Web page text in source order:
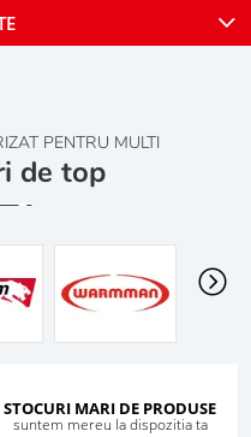
PENTRU MULTI
de top
STOCURI MARI DE PRODUSE
suntem mereu la dispozitia ta